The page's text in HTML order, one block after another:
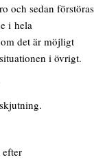
och sedan förstöras
i hela
det är möjligt
i övrigt.